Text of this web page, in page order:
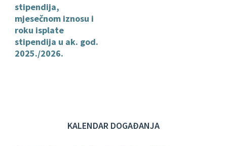
stipendija,
mjesečnom iznosu i
roku isplate
stipendija u ak. god.
2025./2026.
KALENDAR DOGAĐANJA